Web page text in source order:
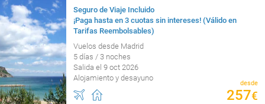
Seguro de Viaje Incluido
¡Paga hasta en 3 cuotas sin intereses! (Válido en
Tarifas Reembolsables)
Vuelos desde Madrid
5 días / 3 noches
Salida el 9 oct 2026
Alojamiento y desayuno
desde
257€